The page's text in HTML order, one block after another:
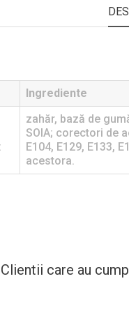
Ingrediente
zahăr, bază de
SOIA; corectori de
E104, E129, E133,
acestora.
Clientii care au